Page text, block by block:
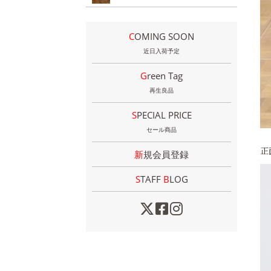
COMING SOON
近日入荷予定
Green Tag
再生良品
SPECIAL PRICE
セール商品
新規会員登録
STAFF BLOG